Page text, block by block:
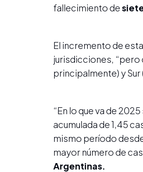
fallecimiento de
El incremento de
jurisdicciones, “pero
principalmente) y
“En lo que va de
acumulada de 1,45
mismo período
mayor número de
Argentinas.